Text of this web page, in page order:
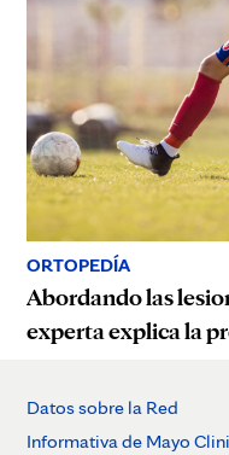
ORTOPEDÍA
Abordando las
experta explica la
Datos sobre la Red
Informativa de Mayo